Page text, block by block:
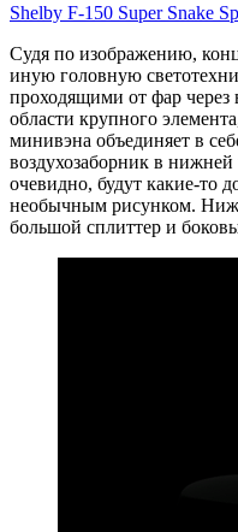
Shelby F-150 Super Snake
Судя по изображению,
иную головную
проходящими от фар
области крупного
минивэна объединяет в
воздухозаборник в
очевидно, будут какие-то
необычным рисунком.
большой сплиттер и